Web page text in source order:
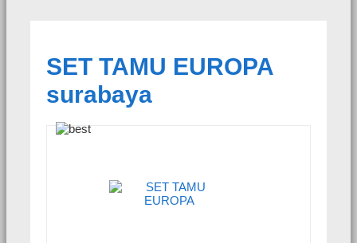
SET TAMU EUROPA
surabaya